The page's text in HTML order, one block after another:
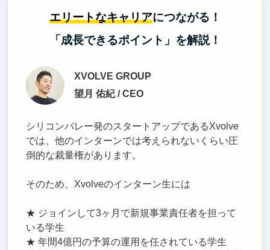
エリートなキャリアにつながる！
「成長できるポイント」を解説！
XVOLVE GROUP
望月 佑紀 / CEO
シリコンバレー発のスタートアップであるXvolve
では、他のインターンでは考えられないくらい圧
倒的な裁量権があります。
そのため、Xvolveのインターン生には
★ ジョインして3ヶ月で新規事業責任者を担って
いる学生
★ 年間4億円の予算の運用を任されている学生